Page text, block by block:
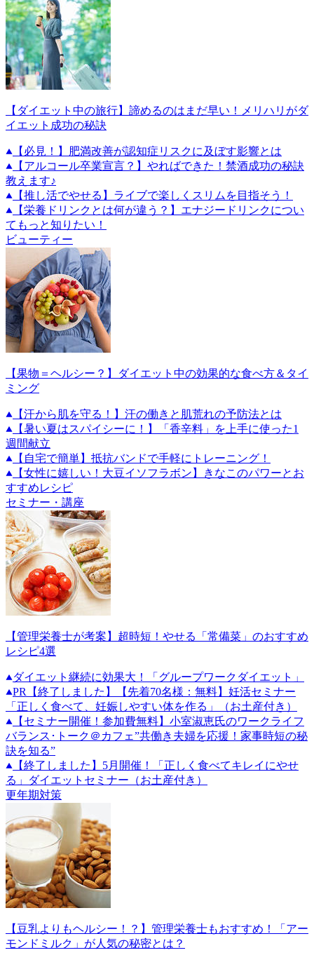
【ダイエット中の旅行】諦めるのはまだ早い！メリハリがダ
イエット成功の秘訣
【必見！】肥満改善が認知症リスクに及ぼす影響とは
【アルコール卒業宣言？】やればできた！禁酒成功の秘訣
教えます♪
【推し活でやせる】ライブで楽しくスリムを目指そう！
【栄養ドリンクとは何が違う？】エナジードリンクについ
てもっと知りたい！
ビューティー
【果物＝ヘルシー？】ダイエット中の効果的な食べ方＆タイ
ミング
【汗から肌を守る！】汗の働きと肌荒れの予防法とは
【暑い夏はスパイシーに！】「香辛料」を上手に使った1
週間献立
【自宅で簡単】抵抗バンドで手軽にトレーニング！
【女性に嬉しい！大豆イソフラボン】きなこのパワーとお
すすめレシピ
セミナー・講座
【管理栄養士が考案】超時短！やせる「常備菜」のおすすめ
レシピ4選
ダイエット継続に効果大！「グループワークダイエット」
PR
【終了しました】【先着70名様：無料】妊活セミナー
「正しく食べて、妊娠しやすい体を作る」（お土産付き）
【セミナー開催！参加費無料】小室淑恵氏のワークライフ
バランス･トーク＠カフェ”共働き夫婦を応援！家事時短の秘
訣を知る”
【終了しました】5月開催！「正しく食べてキレイにやせ
る」ダイエットセミナー（お土産付き）
更年期対策
【豆乳よりもヘルシー！？】管理栄養士もおすすめ！「アー
モンドミルク」が人気の秘密とは？